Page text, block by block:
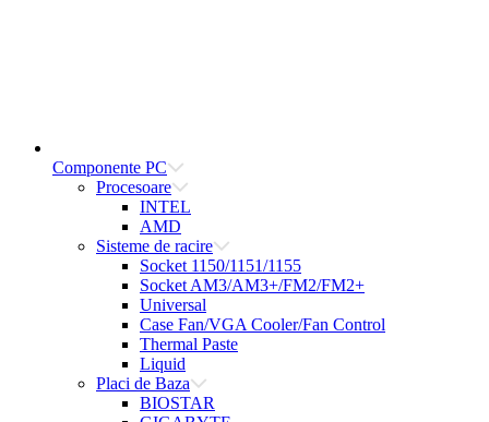
Componente PC
Procesoare
INTEL
AMD
Sisteme de racire
Socket 1150/1151/1155
Socket AM3/AM3+/FM2/FM2+
Universal
Case Fan/VGA Cooler/Fan Control
Thermal Paste
Liquid
Placi de Baza
BIOSTAR